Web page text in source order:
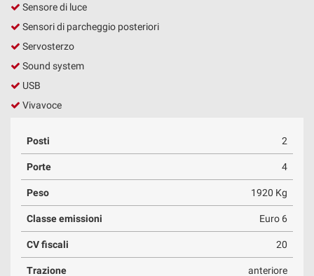
Sensore di luce
Sensori di parcheggio posteriori
Servosterzo
Sound system
USB
Vivavoce
Posti 2
Porte 4
Peso 1920 Kg
Classe emissioni Euro 6
CV fiscali 20
Trazione anteriore